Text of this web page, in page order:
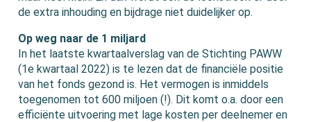
de extra inhouding en bijdrage niet duidelijker op.
Op weg naar de 1 miljard
In het laatste kwartaalverslag van de Stichting PAWW
(1e kwartaal 2022) is te lezen dat de financiële positie
van het fonds gezond is. Het vermogen is inmiddels
toegenomen tot 600 miljoen (!). Dit komt o.a. door een
efficiënte uitvoering met lage kosten per deelnemer en